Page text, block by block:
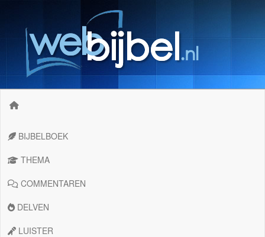
BIJBELBOEK
THEMA
COMMENTAREN
DELVEN
LUISTER